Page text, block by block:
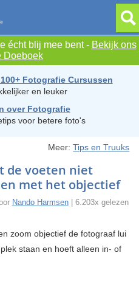
écht blij mee bent - Bekijk ons
Doeboek
Fotografie Cursussen
en leuker
over Fotografie
voor betere foto's
Meer:Tips en Truuks
de voeten niet
met het objectief
Nando Harmsen| 6.203x gelezen
zoom objectief de fotograaf lui
staan en hoeft alleen in- of